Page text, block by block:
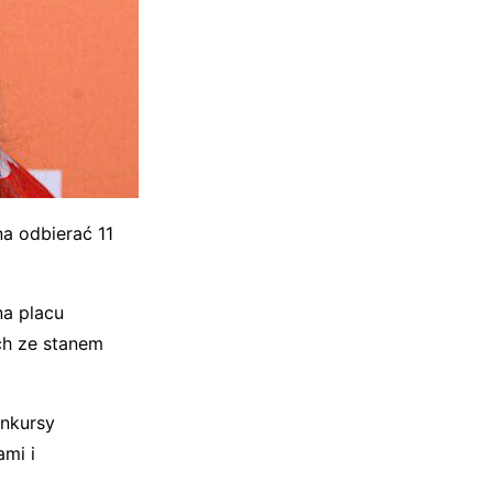
odbierać 11
placu
ze stanem
i